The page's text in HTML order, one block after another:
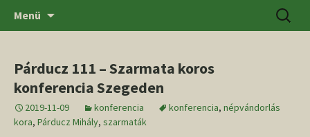
SZTE BTK Régészeti Tanszék
Menü
Párducz 111 – Szarmata koros
konferencia Szegeden
2019-11-09 konferencia konferencia, népvándorlás
kora, Párducz Mihály, szarmaták